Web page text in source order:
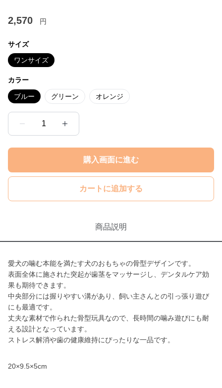
2,570 円
サイズ
ワンサイズ
カラー
ブルー グリーン オレンジ
1
購入画面に進む
カートに追加する
商品説明
愛犬の噛む本能を満たす犬のおもちゃの骨型デザインです。
表面全体に施された突起が歯茎をマッサージし、デンタルケア効
果も期待できます。
中央部分には握りやすい溝があり、飼い主さんとの引っ張り遊び
にも最適です。
丈夫な素材で作られた骨型玩具なので、長時間の噛み遊びにも耐
える設計となっています。
ストレス解消や歯の健康維持にぴったりな一品です。
20×9.5×5cm